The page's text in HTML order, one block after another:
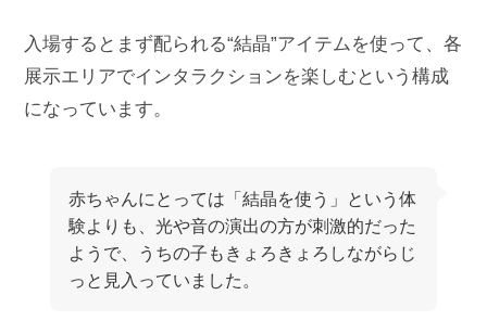
入場するとまず配られる“結晶”アイテムを使って、各
展示エリアでインタラクションを楽しむという構成
になっています。
赤ちゃんにとっては「結晶を使う」という体
験よりも、光や音の演出の方が刺激的だった
ようで、うちの子もきょろきょろしながらじ
っと見入っていました。